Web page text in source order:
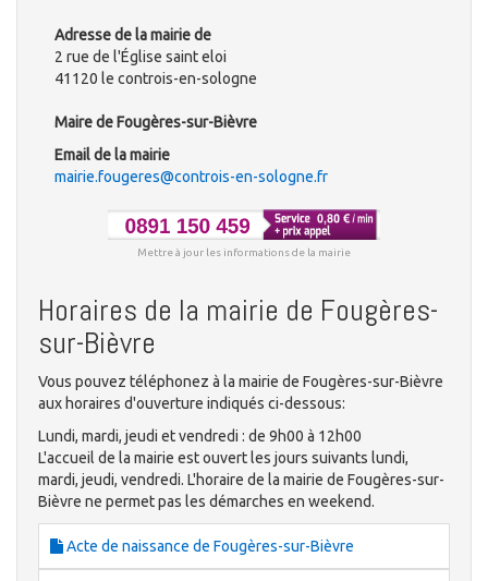
Adresse de la mairie de
2 rue de l'Église saint eloi
41120 le controis-en-sologne
Maire de Fougères-sur-Bièvre
Email de la mairie
mairie.fougeres@controis-en-sologne.fr
Mettre à jour les informations de la mairie
Horaires de la mairie de Fougères-
sur-Bièvre
Vous pouvez téléphonez à la mairie de Fougères-sur-Bièvre
aux horaires d'ouverture indiqués ci-dessous:
Lundi, mardi, jeudi et vendredi : de 9h00 à 12h00
L'accueil de la mairie est ouvert les jours suivants lundi,
mardi, jeudi, vendredi. L'horaire de la mairie de Fougères-sur-
Bièvre ne permet pas les démarches en weekend.
Acte de naissance de Fougères-sur-Bièvre